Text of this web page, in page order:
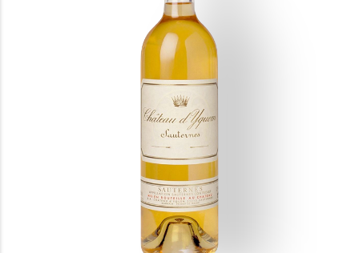
ΕΚΠΛΗΚΤΙΚΑ ΚΡΑΣΙΑ ΑΠΟ ΟΛΟ ΤΟΝ ΚΟΣΜΟ ΣΤΗΝ ΠΟΡΤΑ ΣΟΥ ΣΕ